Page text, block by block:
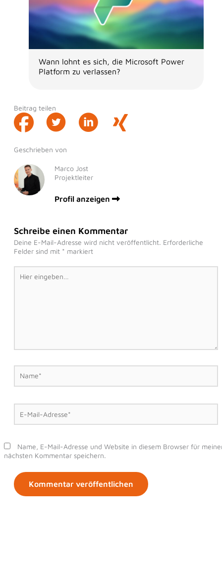
Wann lohnt es sich, die Microsoft Power
Platform zu verlassen?
Beitrag teilen
Geschrieben von
Marco Jost
Projektleiter
Profil anzeigen
Schreibe einen Kommentar
Deine E-Mail-Adresse wird nicht veröffentlicht. Erforderliche
Felder sind mit * markiert
Hier
eingeben…
Name*
E-
Mail-
Adresse*
Name, E-Mail-Adresse und Website in diesem Browser für
nächsten Kommentar speichern.